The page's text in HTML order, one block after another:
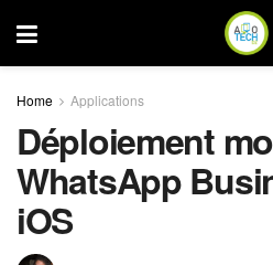
Home Applications
Déploiement
WhatsApp
iOS